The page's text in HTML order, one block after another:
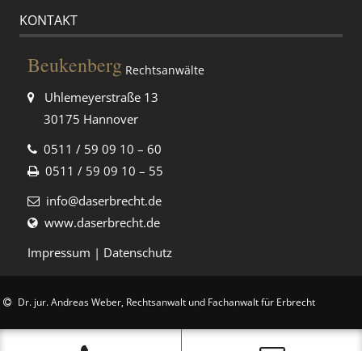
KONTAKT
Beukenberg Rechtsanwälte
Uhlemeyerstraße 13
30175 Hannover
0511 / 59 09 10 – 60
0511 / 59 09 10 – 55
info@daserbrecht.de
www.daserbrecht.de
Impressum | Datenschutz
Dr. jur. Andreas Weber, Rechtsanwalt und Fachanwalt für Erbrecht